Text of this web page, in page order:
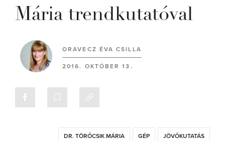
Mária trendkutatóval
ORAVECZ ÉVA CSILLA
2016. OKTÓBER 13.
DR. TÖRŐCSIK MÁRIA GÉP JÖVŐKUTATÁS